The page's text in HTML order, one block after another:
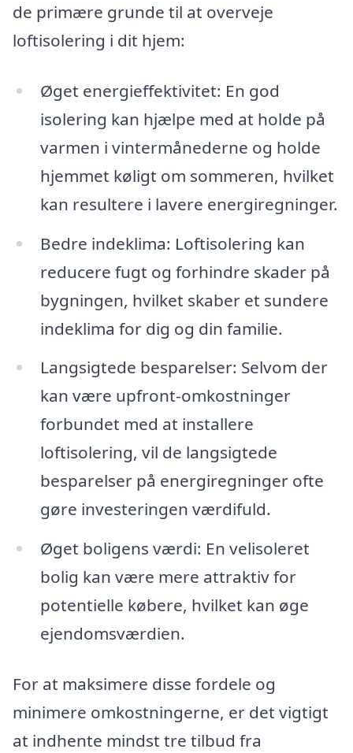
de primære grunde til at overveje
loftisolering i dit hjem:
Øget energieffektivitet: En god
isolering kan hjælpe med at holde på
varmen i vintermånederne og holde
hjemmet køligt om sommeren, hvilket
kan resultere i lavere energiregninger.
Bedre indeklima: Loftisolering kan
reducere fugt og forhindre skader på
bygningen, hvilket skaber et sundere
indeklima for dig og din familie.
Langsigtede besparelser: Selvom der
kan være upfront-omkostninger
forbundet med at installere
loftisolering, vil de langsigtede
besparelser på energiregninger ofte
gøre investeringen værdifuld.
Øget boligens værdi: En velisoleret
bolig kan være mere attraktiv for
potentielle købere, hvilket kan øge
ejendomsværdien.
For at maksimere disse fordele og
minimere omkostningerne, er det vigtigt
at indhente mindst tre tilbud fra